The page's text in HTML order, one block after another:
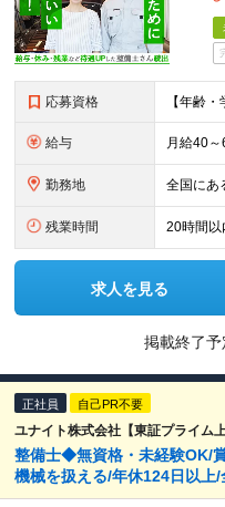
応募資格
給与
勤務地
残業時間 20時間以
求人を見る
掲載終了予
正社員 自己PR不要
ユナイト株式会社【東証プライム
整備士◆無資格・未経験OK/
機械を扱える/年休124日以上/